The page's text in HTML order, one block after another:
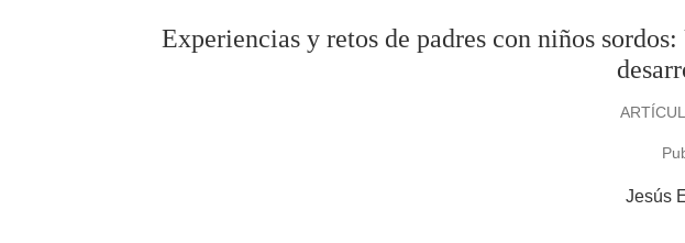
Experiencias y retos de padres con niños
Jesús